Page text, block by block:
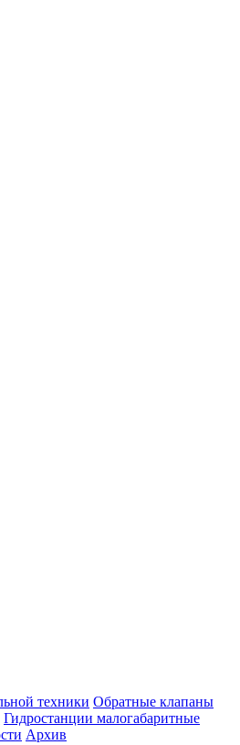
техники Обратные клапаны
Гидростанции малогабаритные
Архив